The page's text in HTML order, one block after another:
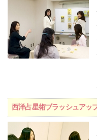
西洋占星術ブラッシュアッ